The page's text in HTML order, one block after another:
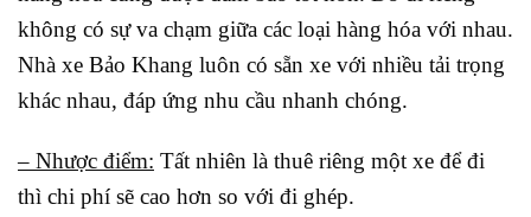
không có sự va chạm giữa các loại hàng hóa với nhau.
Nhà xe Bảo Khang luôn có sẵn xe với nhiều tải trọng
khác nhau, đáp ứng nhu cầu nhanh chóng.
– Nhược điểm: Tất nhiên là thuê riêng một xe để đi
thì chi phí sẽ cao hơn so với đi ghép.